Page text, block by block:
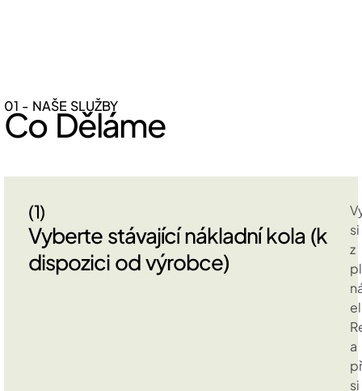
01 - NAŠE SLUŽBY
Co Děláme
(1)
Vyberte stávající nákladní kola (k
dispozici od výrobce)
si
z
a
si